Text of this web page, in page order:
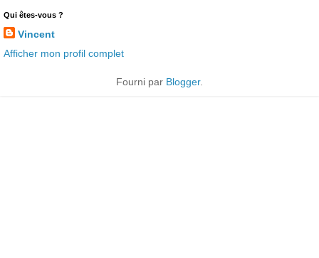
Qui êtes-vous ?
Vincent
Afficher mon profil complet
Fourni par Blogger.